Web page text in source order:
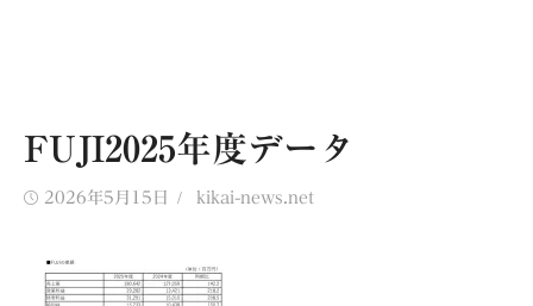
FUJI2025年度データ
Posted
2026年5月15日 Author
kikai-news.net